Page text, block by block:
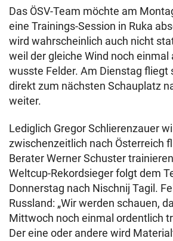
Das ÖSV-Team möchte am
eine Trainings-Session in Ruka
wird wahrscheinlich auch nicht
weil der gleiche Wind noch einmal
wusste Felder. Am Dienstag fliegt
direkt zum nächsten Schauplatz
weiter.
Lediglich Gregor Schlierenzauer
zwischenzeitlich nach Österreich
Berater Werner Schuster
Weltcup-Rekordsieger folgt dem
Donnerstag nach Nischnij Tagil.
Russland: „Wir werden schauen,
Mittwoch noch einmal ordentlich
Der eine oder andere wird